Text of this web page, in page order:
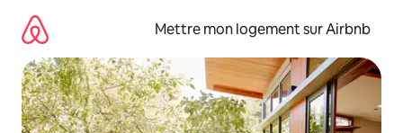
directement
contenu
Mettre mon logement sur Airbnb